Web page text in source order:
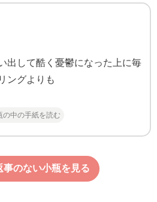
出して酷く憂鬱になった上に毎
ングよりも
の中の手紙を読む
事のない小瓶を見る